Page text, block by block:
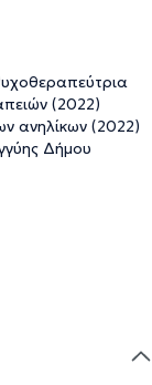
(2022)
ανηλίκων (2022)
Δήμου